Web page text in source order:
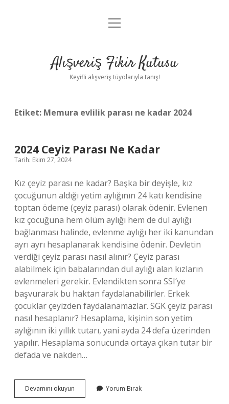
Anasayfa
Yasal Uyarı
menüyü
Alışveriş Fikir Kutusu
Keyifli alışveriş tüyolarıyla tanış!
Etiket: Memura evlilik parası ne kadar 2024
2024 Ceyiz Parası Ne Kadar
Tarih: Ekim 27, 2024
Kız çeyiz parası ne kadar? Başka bir deyişle, kız
çocuğunun aldığı yetim aylığının 24 katı kendisine
toptan ödeme (çeyiz parası) olarak ödenir. Evlenen
kız çocuğuna hem ölüm aylığı hem de dul aylığı
bağlanması halinde, evlenme aylığı her iki kanundan
ayrı ayrı hesaplanarak kendisine ödenir. Devletin
verdiği çeyiz parası nasıl alınır? Çeyiz parası
alabilmek için babalarından dul aylığı alan kızların
evlenmeleri gerekir. Evlendikten sonra SSI’ye
başvurarak bu haktan faydalanabilirler. Erkek
çocuklar çeyizden faydalanamazlar. SGK çeyiz parası
nasıl hesaplanır? Hesaplama, kişinin son yetim
aylığının iki yıllık tutarı, yani ayda 24 defa üzerinden
yapılır. Hesaplama sonucunda ortaya çıkan tutar bir
defada ve nakden…
Devamını okuyun
Ceyiz
Yorum Bırak